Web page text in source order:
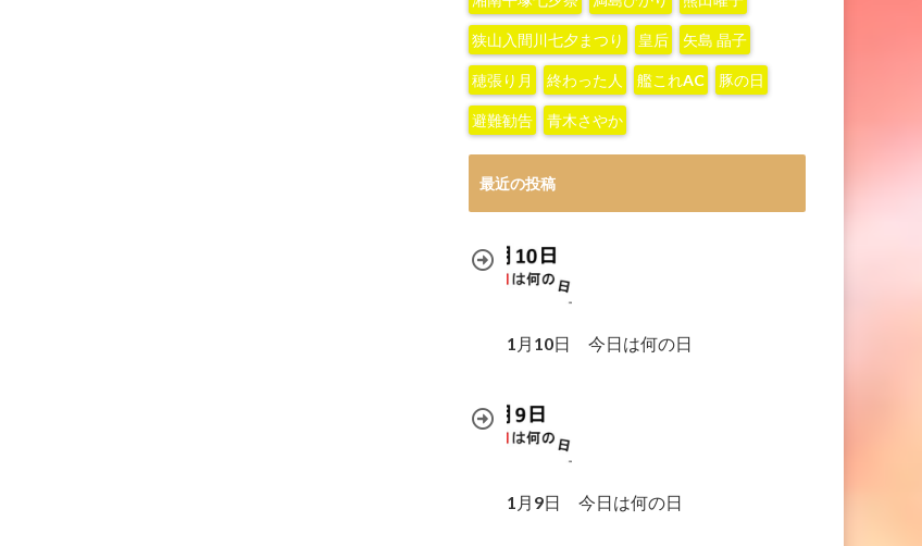
狭山入間川七夕まつり 皇后 矢島 晶子
穂張り月 終わった人 艦これAC 豚の日
避難勧告 青木さやか
最近の投稿
1月10日 今日は何の日
1月9日 今日は何の日